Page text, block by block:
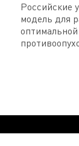
Российские
модель для